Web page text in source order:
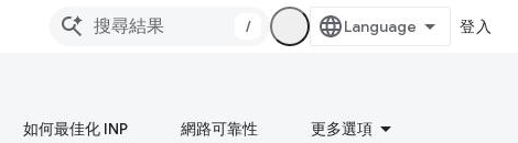
/ 登入
如何最佳化 INP 網路可靠性 更多選項